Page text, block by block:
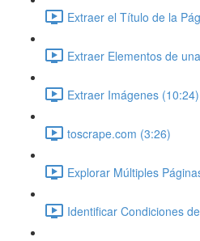
Extraer el Título de la
Extraer Elementos de
Extraer Imágenes (10:24)
toscrape.com (3:26)
Explorar Múltiples
Identificar Condiciones